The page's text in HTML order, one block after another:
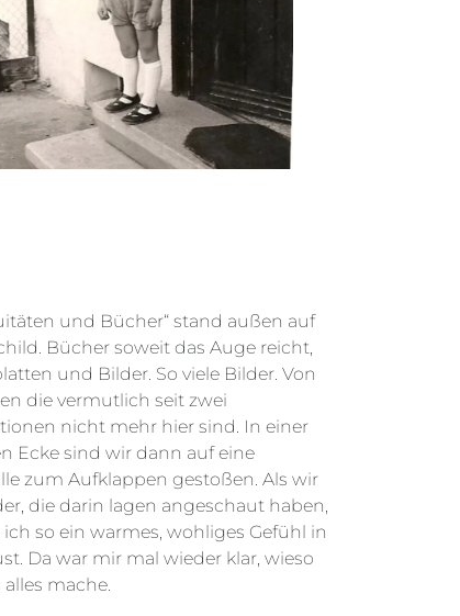
und Bücher“ stand außen auf
Bücher soweit das Auge reicht,
und Bilder. So viele Bilder. Von
die vermutlich seit zwei
nicht mehr hier sind. In einer
Ecke sind wir dann auf eine
zum Aufklappen gestoßen. Als wir
die darin lagen angeschaut haben,
so ein warmes, wohliges Gefühl in
Da war mir mal wieder klar, wieso
mache.